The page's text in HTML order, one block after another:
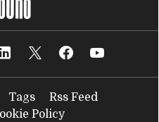
Tags
Rss Feed
Policy